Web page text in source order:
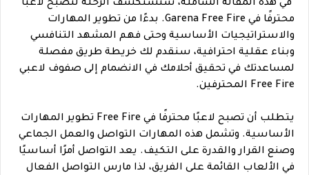
في هذه المقالة الشاملة، سنستكشف الرحلة لتصبح لاعبًا
محترفًا في Garena Free Fire. بدءًا من تطوير المهارات
والاستراتيجيات الأساسية وحتى فهم المشهد التنافسي
وبناء عقلية احترافية، سنقدم لك خريطة طريق مفصلة
لمساعدتك في تحقيق أحلامك في الانضمام إلى صفوف لاعبي
Free Fire المحترفين.
يتطلب أن تصبح لاعبًا محترفًا في Free Fire تطوير المهارات
الأساسية. وتشمل هذه المهارات التواصل والعمل الجماعي
وصنع القرار والقدرة على التكيف. يعد التواصل أمرًا أساسيًا
في الألعاب القائمة على الفريق، لذا مارس التواصل الفعال